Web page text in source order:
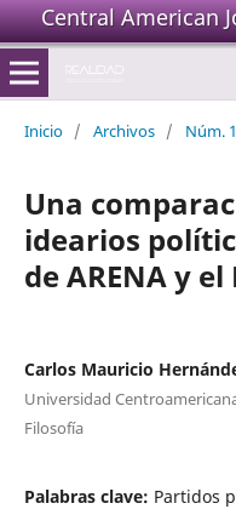
Central American
Inicio / Archivos / Núm.
Una
idearios
de ARENA y el
Carlos Mauricio
Universidad
Filosofía
Palabras clave: Partidos